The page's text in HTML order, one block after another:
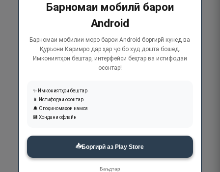
Барномаи мобилӣ барои
Android
Барномаи мобилии моро барои Android боргирӣ кунед ва
Қуръони Каримро дар ҳар ҷо бо худ дошта бошед.
Имкониятҳои бештар, интерфейси беҳтар ва истифодаи
осонтар!
✨ Имкониятҳои бештар
📱 Истифодаи осонтар
🔔 Огоҳиномаҳои намоз
💾 Хондани офлайн
📥Боргирӣ аз Play Store
Баъдтар